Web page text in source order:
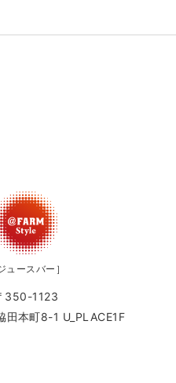
ュースバー］
350-1123
田本町8-1 U_PLACE1F